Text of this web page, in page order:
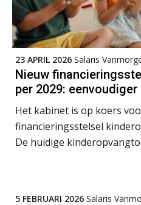
23 APRIL 2026 Salaris
Nieuw
per 2029:
Het kabinet is op koers
financieringsstelsel
De huidige
5 FEBRUARI 2026 Salaris